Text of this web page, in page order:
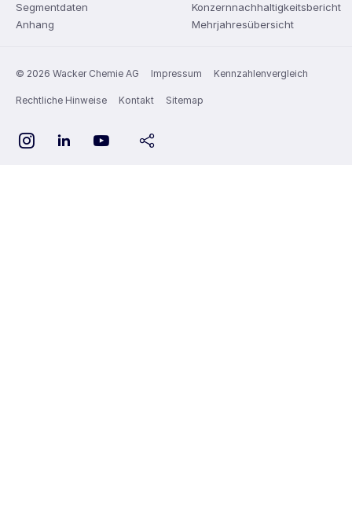
Segmentdaten
Anhang
Konzernnachhaltigkeitsbericht
Mehrjahresübersicht
© 2026 Wacker Chemie AG Impressum Kennzahlenvergleich
Rechtliche Hinweise Kontakt Sitemap
Instagram
LinkedInYouTube
share